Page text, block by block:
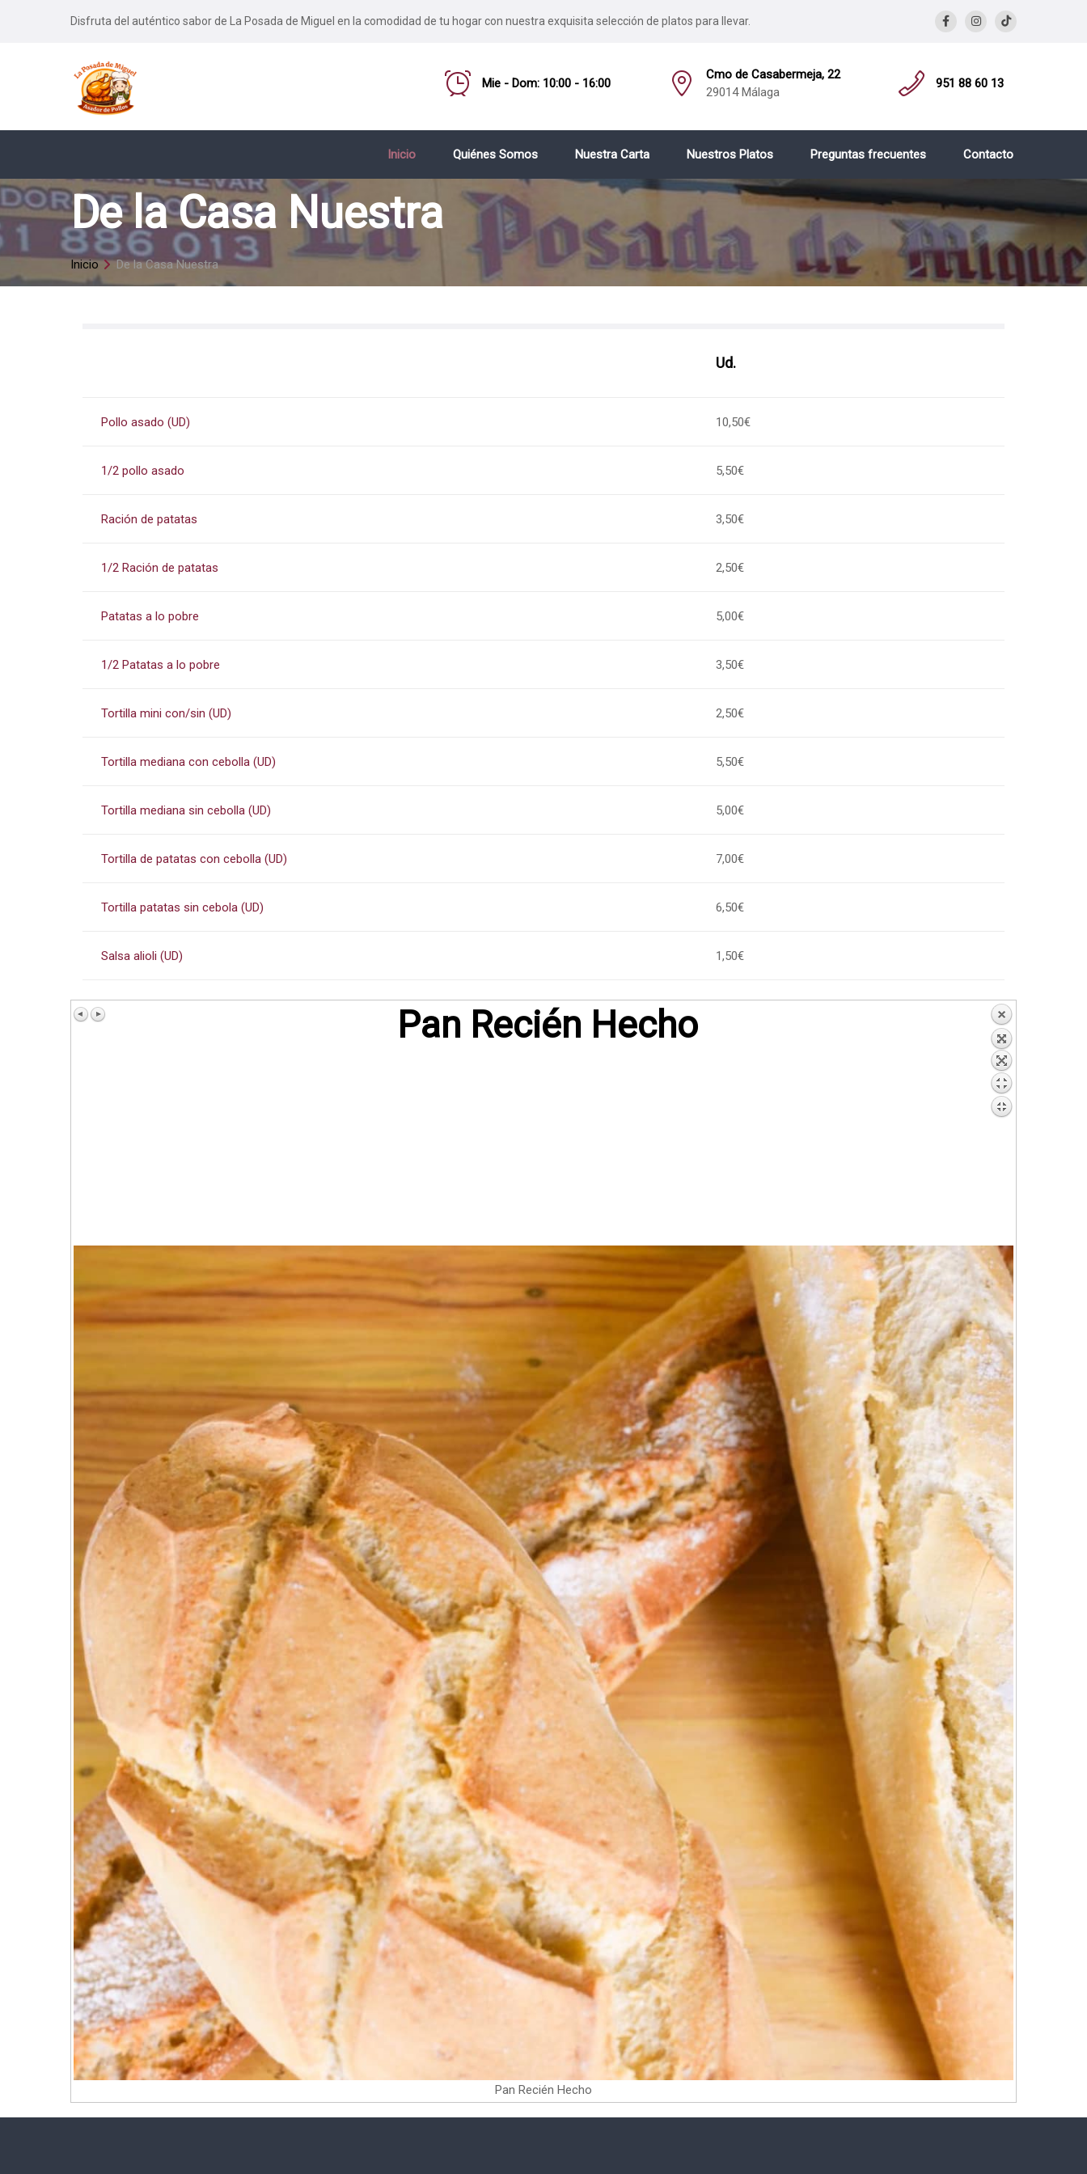
Disfruta del auténtico sabor de La Posada de Miguel en la comodidad de tu hogar con nuestra exquisita selección de platos para llevar.
Mie - Dom: 10:00 - 16:00
Cmo de Casabermeja, 22
29014 Málaga
951 88 60 13
Inicio Quiénes Somos Nuestra Carta Nuestros Platos Preguntas frecuentes Contacto
De la Casa Nuestra
Inicio De la Casa Nuestra
Ud.
Pollo asado (UD) 10,50€
1/2 pollo asado 5,50€
Ración de patatas 3,50€
1/2 Ración de patatas 2,50€
Patatas a lo pobre 5,00€
1/2 Patatas a lo pobre 3,50€
Tortilla mini con/sin (UD) 2,50€
Tortilla mediana con cebolla (UD) 5,50€
Tortilla mediana sin cebolla (UD) 5,00€
Tortilla de patatas con cebolla (UD) 7,00€
Tortilla patatas sin cebola (UD) 6,50€
Salsa alioli (UD) 1,50€
Pan Recién Hecho
Pan Recién Hecho